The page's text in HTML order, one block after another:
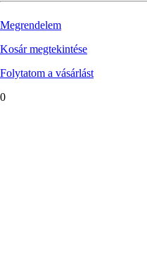
Megrendelem
Kosár megtekintése
Folytatom a vásárlást
0